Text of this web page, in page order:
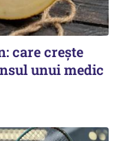
care crește
unui medic